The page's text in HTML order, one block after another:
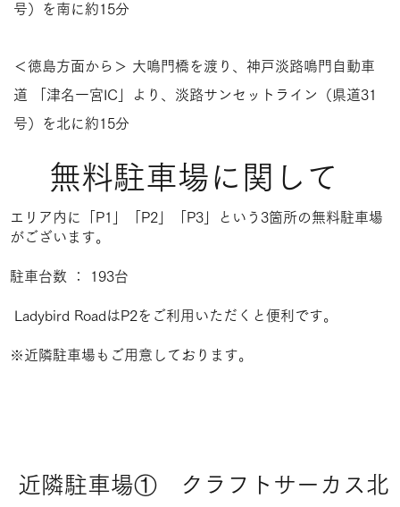
号）を南に約15分
＜徳島方面から＞ 大鳴門橋を渡り、神戸淡路鳴門自動車
道 「津名一宮IC」より、淡路サンセットライン（県道31
号）を北に約15分​
無料駐車場に関して
エリア内に「P1」「P2」「P3」という3箇所の無料駐車場
がございます。​
駐車台数 ： 193台
Ladybird RoadはP2をご利用いただくと便利です。
※近隣駐車場もご用意しております。
近隣駐車場① クラフトサーカス北